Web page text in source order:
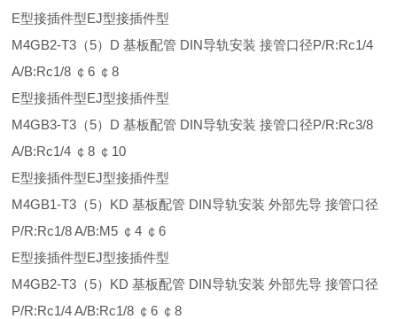
E型接插件型EJ型接插件型
M4GB2-T3（5）D 基板配管 DIN导轨安装 接管口径P/R:Rc1/4
A/B:Rc1/8 ￠6 ￠8
E型接插件型EJ型接插件型
M4GB3-T3（5）D 基板配管 DIN导轨安装 接管口径P/R:Rc3/8
A/B:Rc1/4 ￠8 ￠10
E型接插件型EJ型接插件型
M4GB1-T3（5）KD 基板配管 DIN导轨安装 外部先导 接管口径
P/R:Rc1/8 A/B:M5 ￠4 ￠6
E型接插件型EJ型接插件型
M4GB2-T3（5）KD 基板配管 DIN导轨安装 外部先导 接管口径
P/R:Rc1/4 A/B:Rc1/8 ￠6 ￠8